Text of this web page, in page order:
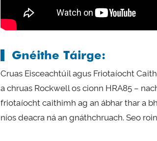
Gnéithe Táirge:
Cruas Eisceachtúil agus Friotaíocht
a chruas Rockwell os cionn HRA85 –
friotaíocht caithimh ag an ábhar thar a
níos deacra ná an gnáthchruach. Seo